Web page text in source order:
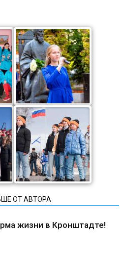
ОТ АВТОРА
жизни в Кронштадте!